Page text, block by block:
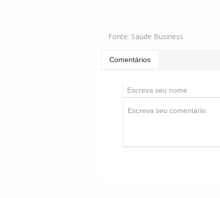
Fonte: Saúde Business
Comentários